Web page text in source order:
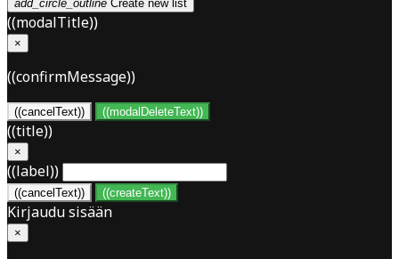
add_circle_outline Create new list
((modalTitle))
×
((confirmMessage))
((cancelText)) ((modalDeleteText))
((title))
×
((label))
((cancelText)) ((createText))
Kirjaudu sisään
×